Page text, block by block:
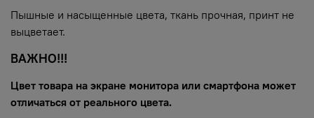
Пышные и насыщенные цвета, ткань прочная, принт не
выцветает.
ВАЖНО!!!
Цвет товара на экране монитора или смартфона может
отличаться от реального цвета.